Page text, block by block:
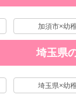
加須市×幼
埼玉県
埼玉県×幼